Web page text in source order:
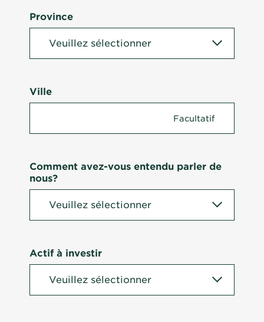
Province
Ville
Comment avez-vous entendu parler de
nous?
Actif à investir